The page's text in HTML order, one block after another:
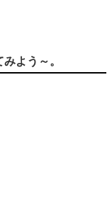
よう～。